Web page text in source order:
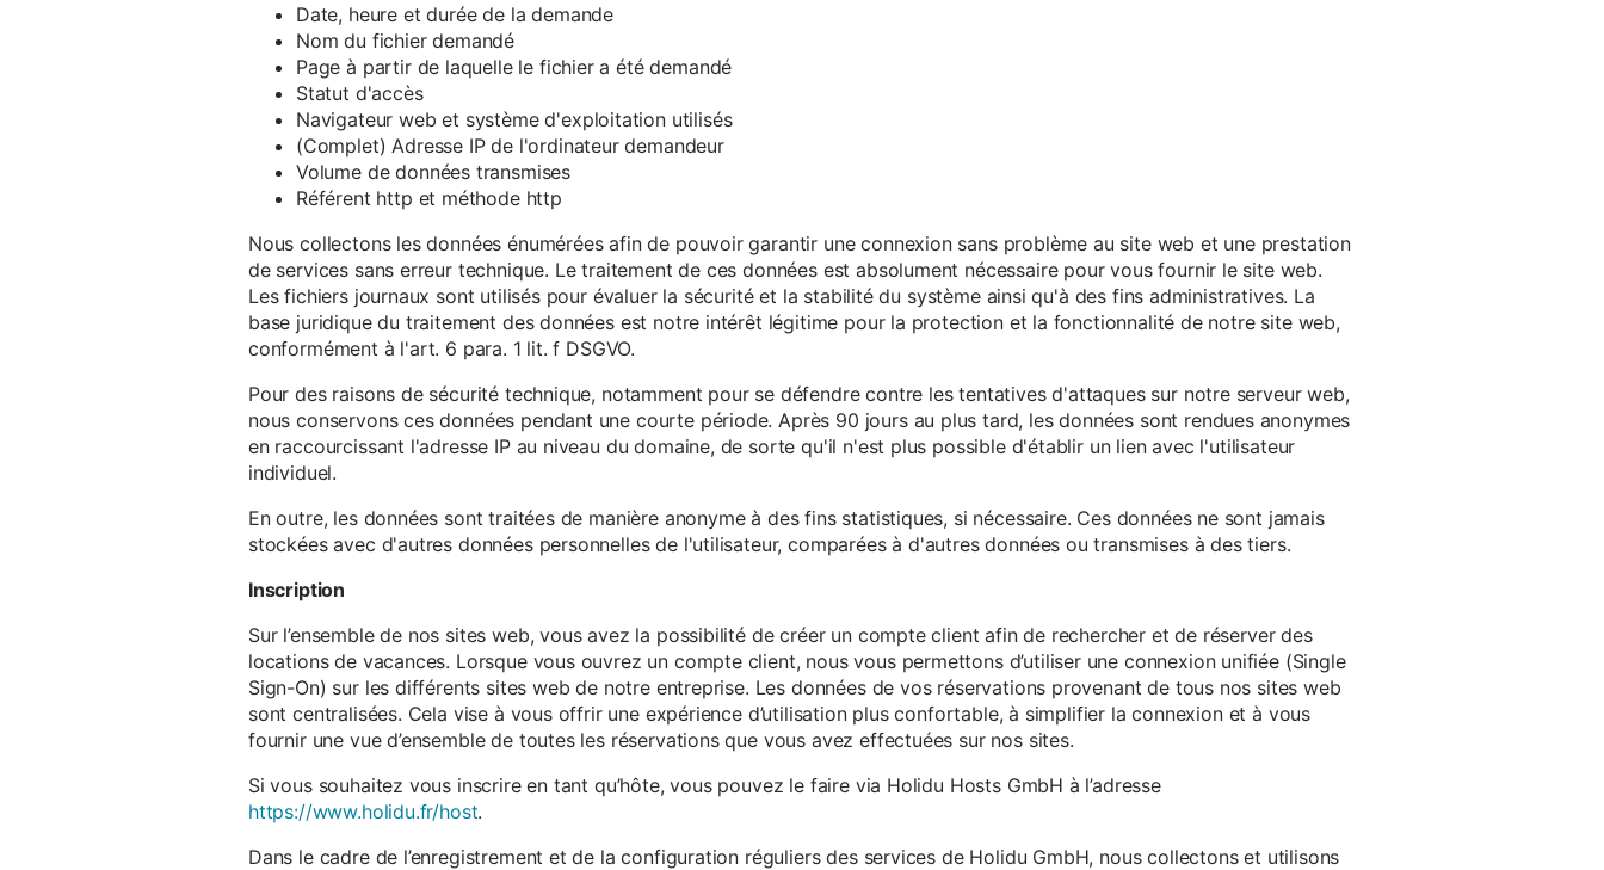
Date, heure et durée de la demande
Nom du fichier demandé
Page à partir de laquelle le fichier a été demandé
Statut d'accès
Navigateur web et système d'exploitation utilisés
(Complet) Adresse IP de l'ordinateur demandeur
Volume de données transmises
Référent http et méthode http
Nous collectons les données énumérées afin de pouvoir garantir une connexion sans problème au site web et une prestation
de services sans erreur technique. Le traitement de ces données est absolument nécessaire pour vous fournir le site web.
Les fichiers journaux sont utilisés pour évaluer la sécurité et la stabilité du système ainsi qu'à des fins administratives. La
base juridique du traitement des données est notre intérêt légitime pour la protection et la fonctionnalité de notre site web,
conformément à l'art. 6 para. 1 lit. f DSGVO.
Pour des raisons de sécurité technique, notamment pour se défendre contre les tentatives d'attaques sur notre serveur web,
nous conservons ces données pendant une courte période. Après 90 jours au plus tard, les données sont rendues anonymes
en raccourcissant l'adresse IP au niveau du domaine, de sorte qu'il n'est plus possible d'établir un lien avec l'utilisateur
individuel.
En outre, les données sont traitées de manière anonyme à des fins statistiques, si nécessaire. Ces données ne sont jamais
stockées avec d'autres données personnelles de l'utilisateur, comparées à d'autres données ou transmises à des tiers.
Inscription
Sur l’ensemble de nos sites web, vous avez la possibilité de créer un compte client afin de rechercher et de réserver des
locations de vacances. Lorsque vous ouvrez un compte client, nous vous permettons d’utiliser une connexion unifiée (Single
Sign-On) sur les différents sites web de notre entreprise. Les données de vos réservations provenant de tous nos sites web
sont centralisées. Cela vise à vous offrir une expérience d’utilisation plus confortable, à simplifier la connexion et à vous
fournir une vue d’ensemble de toutes les réservations que vous avez effectuées sur nos sites.
Si vous souhaitez vous inscrire en tant qu’hôte, vous pouvez le faire via Holidu Hosts GmbH à l’adresse
https://www.holidu.fr/host.
Dans le cadre de l’enregistrement et de la configuration réguliers des services de Holidu GmbH, nous collectons et utilisons